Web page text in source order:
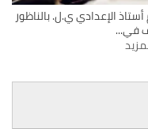
الإعدادي ي.ل. بالناظور
في...